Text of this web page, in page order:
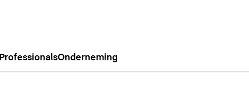
ProfessionalsOnderneming